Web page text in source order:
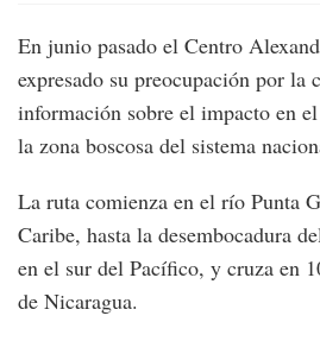
En junio pasado el Centro
expresado su preocupación por la
información sobre el impacto en
la zona boscosa del sistema
La ruta comienza en el río Punta
Caribe, hasta la desembocadura
en el sur del Pacífico, y cruza en
de Nicaragua.